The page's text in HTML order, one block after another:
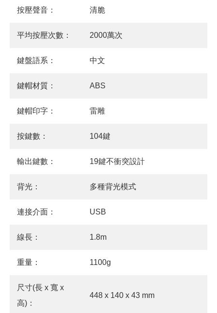
按壓聲音： 清脆
平均按壓次數： 2000萬次
鍵盤語系： 中文
鍵帽材質： ABS
鍵帽印字： 雷雕
按鍵數： 104鍵
輸出鍵數： 19鍵不衝突設計
背光： 多種背光模式
連接介面： USB
線長： 1.8m
重量： 1100g
尺寸(長 x 寬 x
高)：
448 x 140 x 43 mm